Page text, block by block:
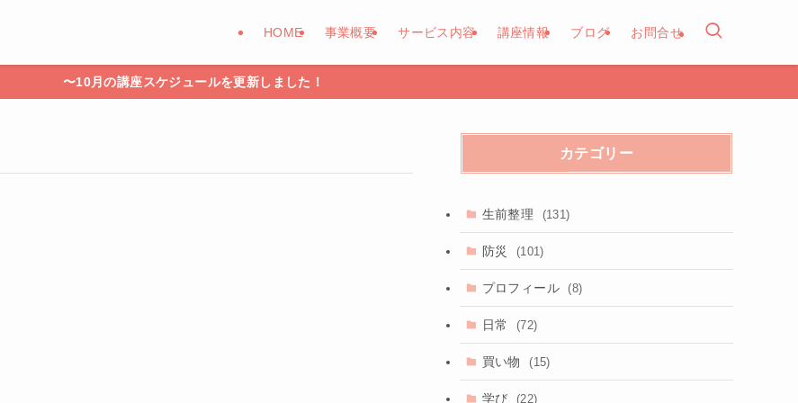
HOME 事業概要 サービス内容 講座情報 ブログ お問合せ
〜10月の講座スケジュールを更新しました！
カテゴリー
生前整理 (131)
防災 (101)
プロフィール (8)
日常 (72)
買い物 (15)
学び (22)